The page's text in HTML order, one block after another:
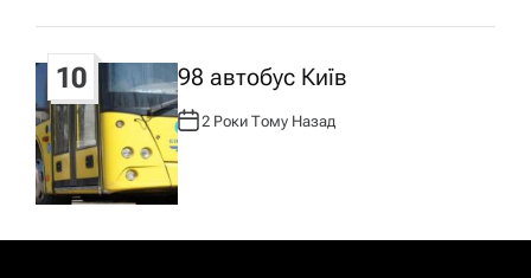
10 98 автобус Київ
А
В
Т
Р
:
2 Роки Тому Назад